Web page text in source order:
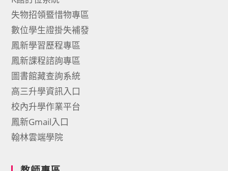
失物招領暨惜物專區
數位學生證掛失補發
鳳新學習歷程專區
鳳新課程諮詢專區
圖書館藏查詢系統
高三升學資訊入口
校內升學作業平台
鳳新Gmail入口
翰林雲端學院